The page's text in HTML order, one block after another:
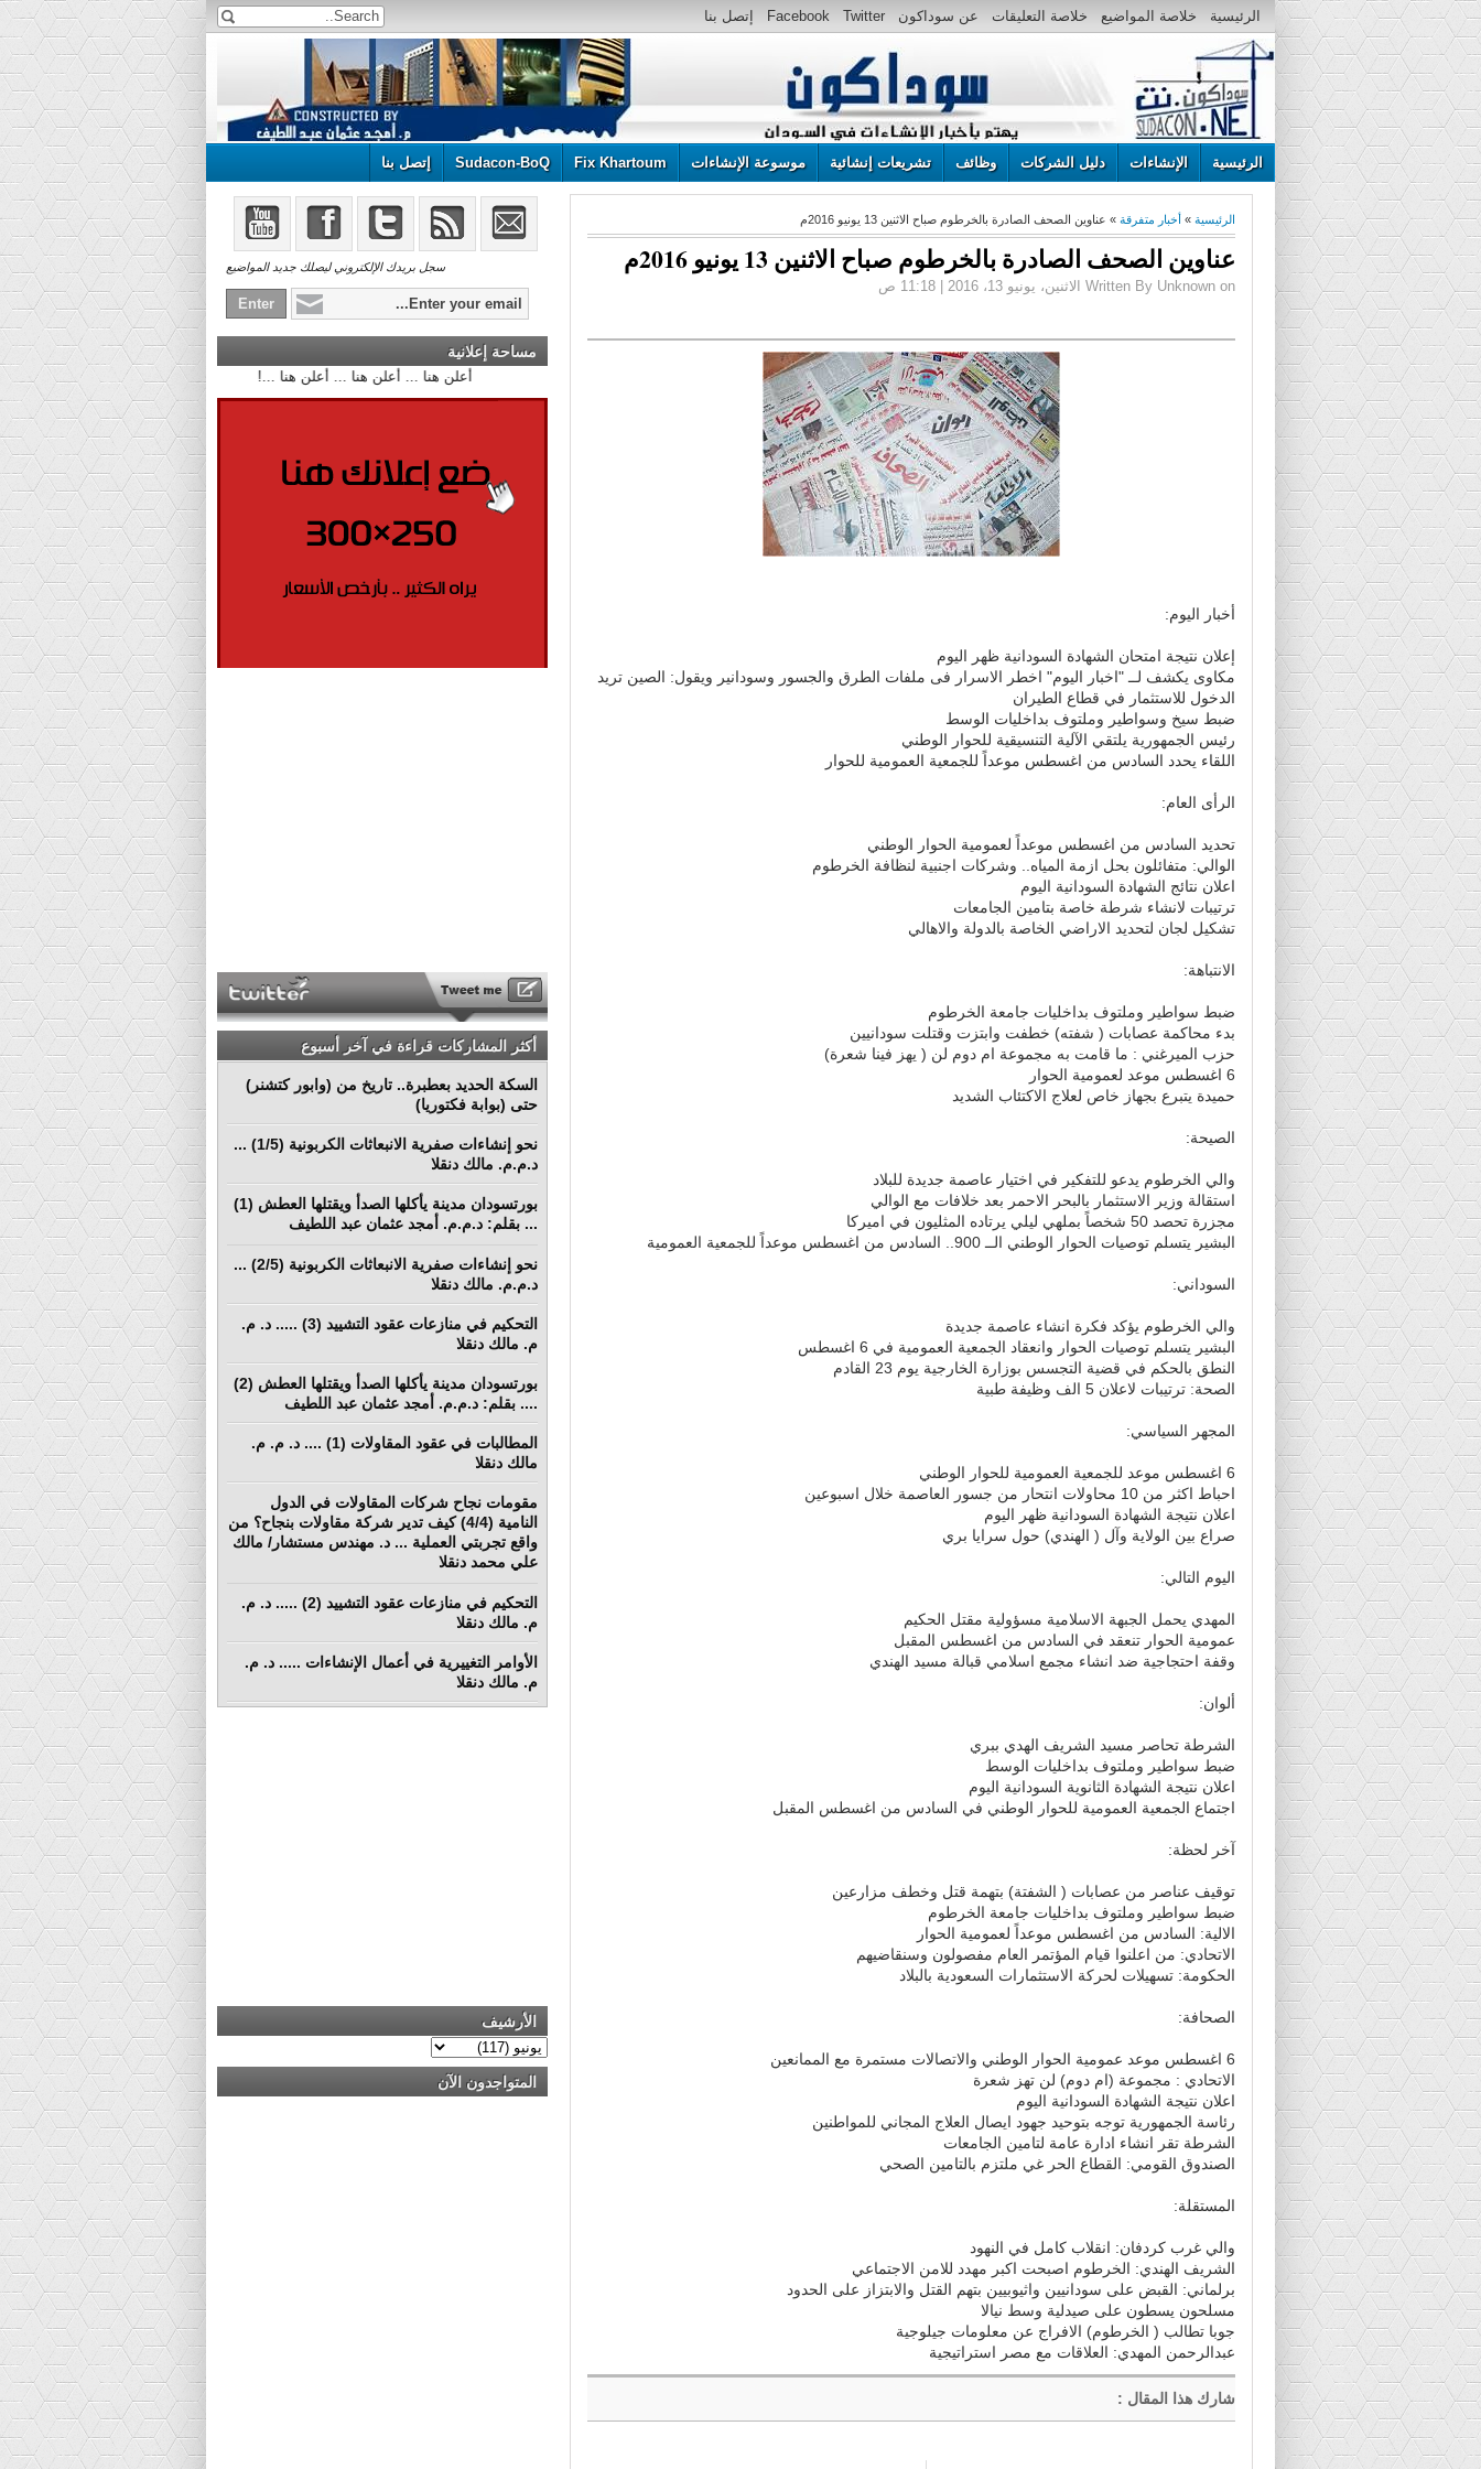
الرئيسية خلاصة المواضيع خلاصة التعليقات عن سوداكون Twitter
Facebook إتصل بنا
الرئيسية الإنشاءات دليل الشركات وظائف تشريعات إنشائية موسوعة الإنشاءات Fix Khartoum
Sudacon-BoQ إتصل بنا
الرئيسية » أخبار متفرقة » عناوين الصحف الصادرة بالخرطوم صباح الاثنين 13 يونيو 2016م
عناوين الصحف الصادرة بالخرطوم صباح الاثنين 13 يونيو 2016م
Written By Unknown on الاثنين، يونيو 13، 2016 | 11:18 ص
أخبار اليوم:
إعلان نتيجة امتحان الشهادة السودانية ظهر اليوم
مكاوى يكشف لــ "اخبار اليوم" اخطر الاسرار فى ملفات الطرق والجسور وسودانير ويقول: الصين تريد
الدخول للاستثمار في قطاع الطيران
ضبط سيخ وسواطير وملتوف بداخليات الوسط
رئيس الجمهورية يلتقي الآلية التنسيقية للحوار الوطني
اللقاء يحدد السادس من اغسطس موعداً للجمعية العمومية للحوار
الرأى العام:
تحديد السادس من اغسطس موعداً لعمومية الحوار الوطني
الوالي: متفائلون بحل ازمة المياه.. وشركات اجنبية لنظافة الخرطوم
اعلان نتائج الشهادة السودانية اليوم
ترتيبات لانشاء شرطة خاصة بتامين الجامعات
تشكيل لجان لتحديد الاراضي الخاصة بالدولة والاهالي
الانتباهة:
ضبط سواطير وملتوف بداخليات جامعة الخرطوم
بدء محاكمة عصابات ( شفته) خطفت وابتزت وقتلت سودانيين
حزب الميرغني : ما قامت به مجموعة ام دوم لن ( يهز فينا شعرة)
6 اغسطس موعد لعمومية الحوار
حميدة يتبرع بجهاز خاص لعلاج الاكتئاب الشديد
الصيحة:
والي الخرطوم يدعو للتفكير في اختيار عاصمة جديدة للبلاد
استقالة وزير الاستثمار بالبحر الاحمر بعد خلافات مع الوالي
مجزرة تحصد 50 شخصاً بملهي ليلي يرتاده المثليون في اميركا
البشير يتسلم توصيات الحوار الوطني الــ 900.. السادس من اغسطس موعداً للجمعية العمومية
السوداني:
والي الخرطوم يؤكد فكرة انشاء عاصمة جديدة
البشير يتسلم توصيات الحوار وانعقاد الجمعية العمومية في 6 اغسطس
النطق بالحكم في قضية التجسس بوزارة الخارجية يوم 23 القادم
الصحة: ترتيبات لاعلان 5 الف وظيفة طبية
المجهر السياسي:
6 اغسطس موعد للجمعية العمومية للحوار الوطني
احباط اكثر من 10 محاولات انتحار من جسور العاصمة خلال اسبوعين
اعلان نتيجة الشهادة السودانية ظهر اليوم
صراع بين الولاية وآل ( الهندي) حول سرايا بري
اليوم التالي:
المهدي يحمل الجبهة الاسلامية مسؤولية مقتل الحكيم
عمومية الحوار تنعقد في السادس من اغسطس المقبل
وقفة احتجاجية ضد انشاء مجمع اسلامي قبالة مسيد الهندي
ألوان:
الشرطة تحاصر مسيد الشريف الهدي ببري
ضبط سواطير وملتوف بداخليات الوسط
اعلان نتيجة الشهادة الثانوية السودانية اليوم
اجتماع الجمعية العمومية للحوار الوطني في السادس من اغسطس المقبل
آخر لحظة:
توقيف عناصر من عصابات ( الشفتة) بتهمة قتل وخطف مزارعين
ضبط سواطير وملتوف بداخليات جامعة الخرطوم
الالية: السادس من اغسطس موعداً لعمومية الحوار
الاتحادي: من اعلنوا قيام المؤتمر العام مفصولون وسنقاضيهم
الحكومة: تسهيلات لحركة الاستثمارات السعودية بالبلاد
الصحافة:
6 اغسطس موعد عمومية الحوار الوطني والاتصالات مستمرة مع الممانعين
الاتحادي : مجموعة (ام دوم) لن تهز شعرة
اعلان نتيجة الشهادة السودانية اليوم
رئاسة الجمهورية توجه بتوحيد جهود ايصال العلاج المجاني للمواطنين
الشرطة تقر انشاء ادارة عامة لتامين الجامعات
الصندوق القومي: القطاع الحر غي ملتزم بالتامين الصحي
المستقلة:
والي غرب كردفان: انقلاب كامل في النهود
الشريف الهندي: الخرطوم اصبحت اكبر مهدد للامن الاجتماعي
برلماني: القبض على سودانيين واثيوبيين بتهم القتل والابتزاز على الحدود
مسلحون يسطون على صيدلية وسط نيالا
جوبا تطالب ( الخرطوم) الافراج عن معلومات جيلوجية
عبدالرحمن المهدي: العلاقات مع مصر استراتيجية
شارك هذا المقال :
سجل بريدك الإلكتروني ليصلك جديد المواضيع
مساحة إعلانية
أعلن هنا ... أعلن هنا ... أعلن هنا ...!
أكثر المشاركات قراءة في آخر أسبوع
السكة الحديد بعطبرة.. تاريخ من (وابور كتشنر)
حتى (بوابة فكتوريا)
نحو إنشاءات صفرية الانبعاثات الكربونية (1/5) ...
د.م.م. مالك دنقلا
بورتسودان مدينة يأكلها الصدأ ويقتلها العطش (1)
... بقلم: د.م.م. أمجد عثمان عبد اللطيف
نحو إنشاءات صفرية الانبعاثات الكربونية (2/5) ...
د.م.م. مالك دنقلا
التحكيم في منازعات عقود التشييد (3) ..... د. م.
م. مالك دنقلا
بورتسودان مدينة يأكلها الصدأ ويقتلها العطش (2)
.... بقلم: د.م.م. أمجد عثمان عبد اللطيف
المطالبات في عقود المقاولات (1) .... د. م. م.
مالك دنقلا
مقومات نجاح شركات المقاولات في الدول
النامية (4/4) كيف تدير شركة مقاولات بنجاح؟ من
واقع تجربتي العملية ... د. مهندس مستشار/ مالك
علي محمد دنقلا
التحكيم في منازعات عقود التشييد (2) ..... د. م.
م. مالك دنقلا
الأوامر التغييرية في أعمال الإنشاءات ..... د. م.
م. مالك دنقلا
الأرشيف
المتواجدون الآن